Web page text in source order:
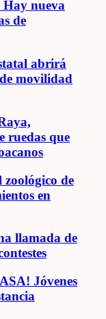
Hay nueva
de
abrirá
movilidad
ruedas que
zoológico de
en
llamada de
Jóvenes